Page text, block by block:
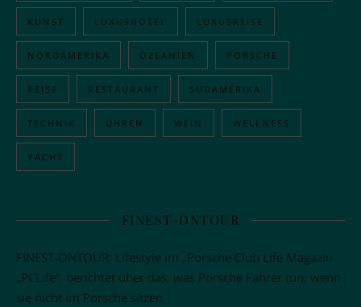
KUNST LUXUSHOTEL LUXUSREISE
NORDAMERIKA OZEANIEN PORSCHE
REISE RESTAURANT SÜDAMERIKA
TECHNIK UHREN WEIN WELLNESS
YACHT
FINEST-ONTOUR
FINEST-ONTOUR: Lifestyle im „Porsche Club Life Magazin
„PCLife“, berichtet über das, was Porsche Fahrer tun, wenn
sie nicht im Porsche sitzen.